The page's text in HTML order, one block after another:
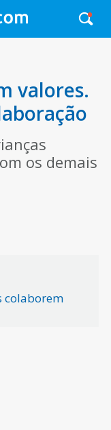
valores.
os demais
colaborem